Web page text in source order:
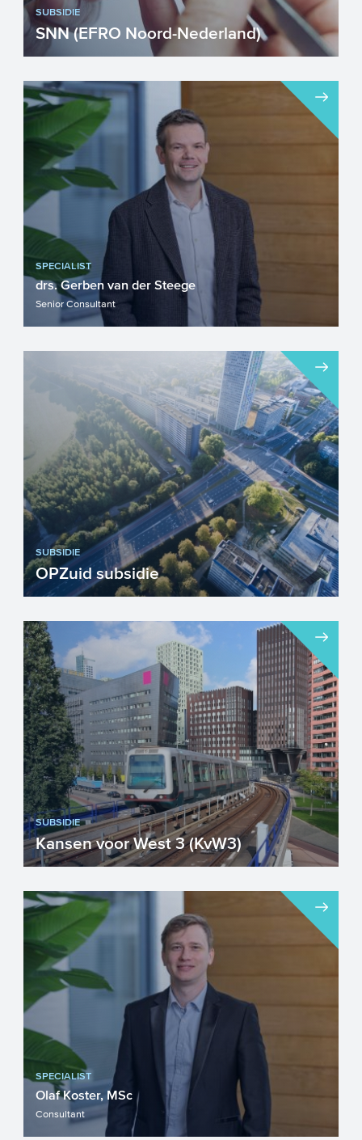
SUBSIDIE
SNN (EFRO Noord-Nederland)
Samenwerkingsverband Noord-
Nederland (SNN) heeft met de regeling
OP-Noord als doel om de Noordelijke...
SPECIALIST
drs. Gerben van der Steege
Senior Consultant
SUBSIDIE
OPZuid subsidie
OPZuid is een innovatiesubsidie die
wordt ingezet om het
concurrentievermogen van de provincies
Zeel...
SUBSIDIE
Kansen voor West 3 (KvW3)
Binnen Kansen voor West zetten
bedrijven en publieke partners uit de
Randstad zich samen in om de re...
SPECIALIST
Olaf Koster, MSc
Consultant